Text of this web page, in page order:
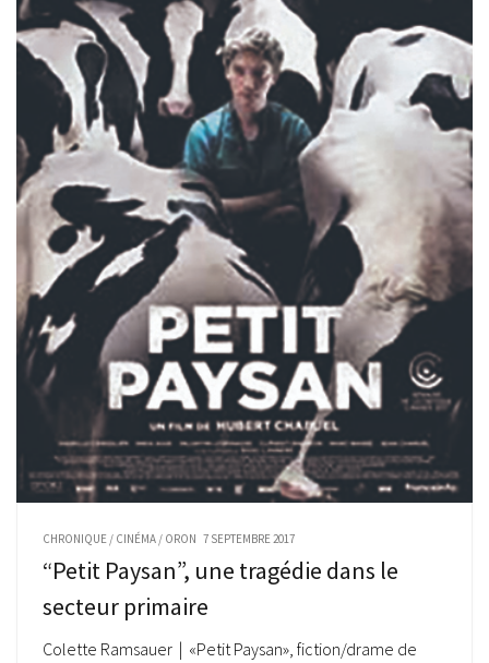
CHRONIQUE / CINÉMA / ORON 7 SEPTEMBRE 2017
“Petit Paysan”, une tragédie dans le
secteur primaire
Colette Ramsauer | «Petit Paysan», fiction/drame de